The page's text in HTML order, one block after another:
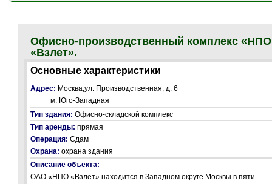
Офисно-производственный комплекс «НПО
«Взлет».
Основные характеристики
Адрес: Москва,ул. Производственная, д. 6
м. Юго-Западная
Тип здания: Офисно-складской комплекс
Тип аренды: прямая
Операция: Сдам
Охрана: охрана здания
Описание объекта:
ОАО «НПО «Взлет» находится в Западном округе Москвы в пяти